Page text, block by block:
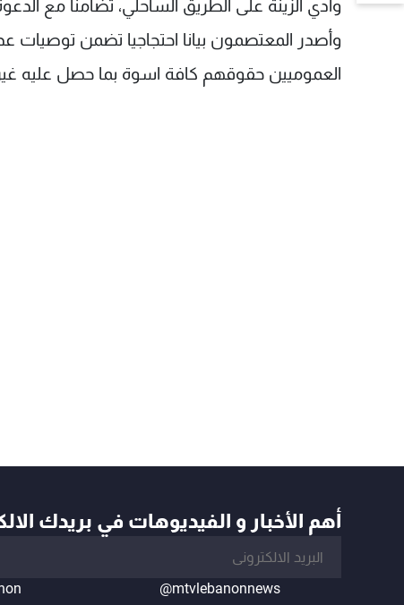
وادي الزينة على الطريق الساحلي، تضامنا مع
وأصدر المعتصمون بيانا احتجاجيا تضمن توصيات
العموميين حقوقهم كافة اسوة بما حصل عليه
أهم الأخبار و الفيديوهات في بريدك
@mtvlebanonnews